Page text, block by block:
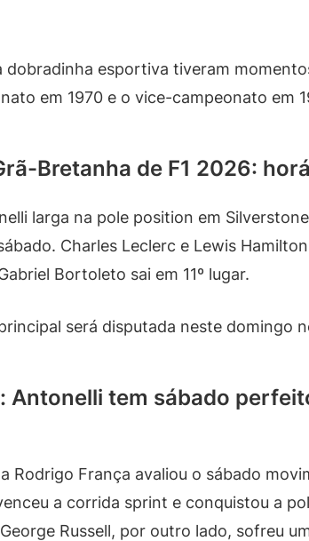
dobradinha esportiva tiveram
em 1970 e o vice-campeonato em
Bretanha de F1 2026:
larga na pole position em
Charles Leclerc e Lewis
Bortoleto sai em 11º lugar.
será disputada neste domingo
Antonelli tem sábado
Rodrigo França avaliou o sábado
a corrida sprint e conquistou a
Russell, por outro lado, sofreu